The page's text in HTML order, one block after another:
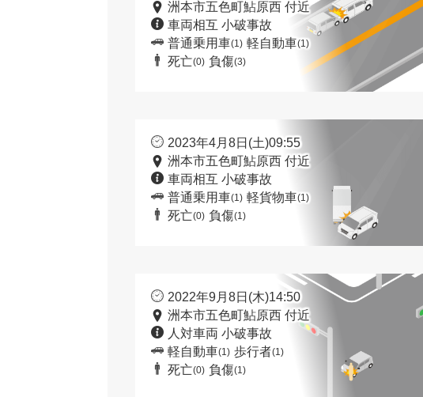
洲本市五色町鮎原西 付近
車両相互 小破事故
普通乗用車(1) 軽自動車(1)
死亡(0) 負傷(3)
2023年4月8日(土)09:55
洲本市五色町鮎原西 付近
車両相互 小破事故
普通乗用車(1) 軽貨物車(1)
死亡(0) 負傷(1)
2022年9月8日(木)14:50
洲本市五色町鮎原西 付近
人対車両 小破事故
軽自動車(1) 歩行者(1)
死亡(0) 負傷(1)